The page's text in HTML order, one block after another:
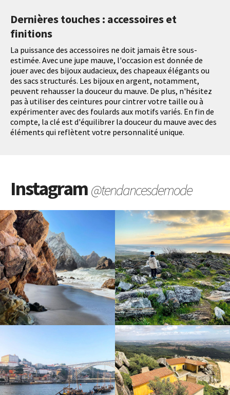
Dernières touches : accessoires et
finitions
La puissance des accessoires ne doit jamais être sous-
estimée. Avec une jupe mauve, l'occasion est donnée de
jouer avec des bijoux audacieux, des chapeaux élégants ou
des sacs structurés. Les bijoux en argent, notamment,
peuvent rehausser la douceur du mauve. De plus, n'hésitez
pas à utiliser des ceintures pour cintrer votre taille ou à
expérimenter avec des foulards aux motifs variés. En fin de
compte, la clé est d'équilibrer la douceur du mauve avec des
éléments qui reflètent votre personnalité unique.
Instagram@tendancesdemode